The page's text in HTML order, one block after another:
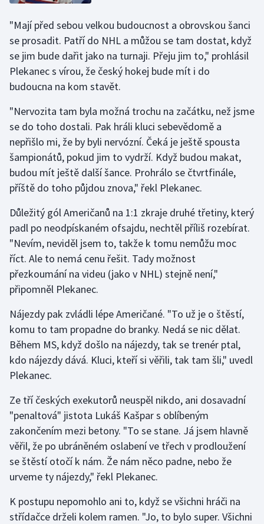
Triatlon
Veslování
Vodní slalom
Volejbal
Ostatní
"Mají před sebou velkou budoucnost a obrovskou šanci
se prosadit. Patří do NHL a můžou se tam dostat, když
se jim bude dařit jako na turnaji. Přeju jim to," prohlásil
Plekanec s vírou, že český hokej bude mít i do
budoucna na kom stavět.
"Nervozita tam byla možná trochu na začátku, než jsme
se do toho dostali. Pak hráli kluci sebevědomě a
nepřišlo mi, že by byli nervózní. Čeká je ještě spousta
šampionátů, pokud jim to vydrží. Když budou makat,
budou mít ještě další šance. Prohrálo se čtvrtfinále,
příště do toho půjdou znova," řekl Plekanec.
Důležitý gól Američanů na 1:1 zkraje druhé třetiny, který
padl po neodpískaném ofsajdu, nechtěl příliš rozebírat.
"Nevím, neviděl jsem to, takže k tomu nemůžu moc
říct. Ale to nemá cenu řešit. Tady možnost
přezkoumání na videu (jako v NHL) stejně není,"
připomněl Plekanec.
Nájezdy pak zvládli lépe Američané. "To už je o štěstí,
komu to tam propadne do branky. Nedá se nic dělat.
Během MS, když došlo na nájezdy, tak se trenér ptal,
kdo nájezdy dává. Kluci, kteří si věřili, tak tam šli," uvedl
Plekanec.
Ze tří českých exekutorů neuspěl nikdo, ani dosavadní
"penaltová" jistota Lukáš Kašpar s oblíbeným
zakončením mezi betony. "To se stane. Já jsem hlavně
věřil, že po ubráněném oslabení ve třech v prodloužení
se štěstí otočí k nám. Že nám něco padne, nebo že
urveme ty nájezdy," řekl Plekanec.
K postupu nepomohlo ani to, když se všichni hráči na
střídačce drželi kolem ramen. "Jo, to bylo super. Všichni